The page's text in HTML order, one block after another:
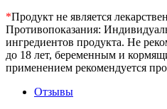
*Продукт не является
Противопоказания:
ингредиентов продукта. Не
до 18 лет, беременным и
применением рекомендуется
Отзывы